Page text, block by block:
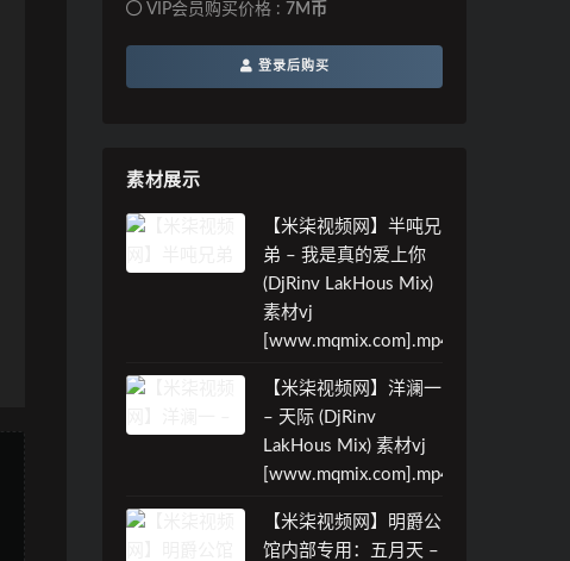
VIP会员购买价格 : 7M币
登录后购买
素材展示
【米柒视频网】半吨兄
弟 – 我是真的爱上你
(DjRinv LakHous Mix)
素材vj
[www.mqmix.com].mp4
【米柒视频网】洋澜一
– 天际 (DjRinv
LakHous Mix) 素材vj
[www.mqmix.com].mp4
【米柒视频网】明爵公
馆内部专用：五月天 –